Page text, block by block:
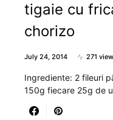
tigaie cu
chorizo
July 24, 2014 271
Ingrediente: 2 fileuri
150g fiecare 25g de